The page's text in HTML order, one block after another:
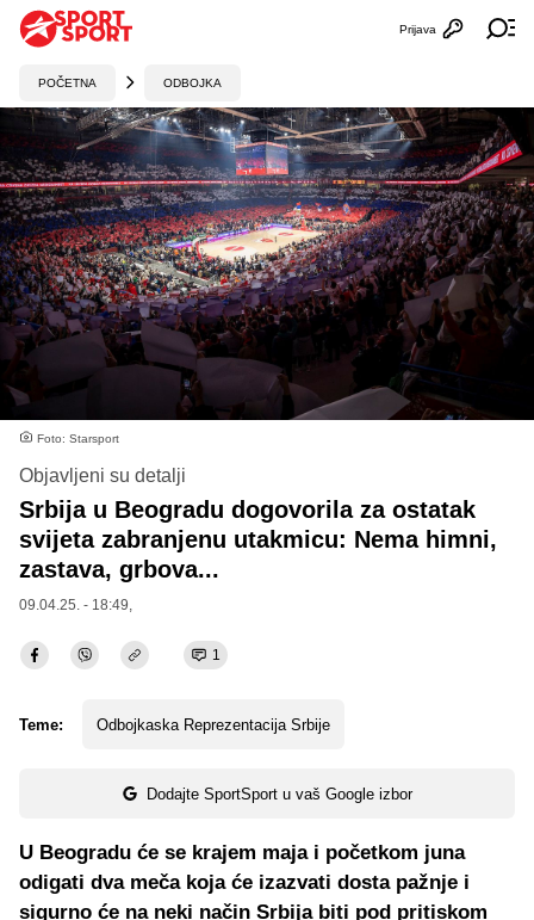
Otvori
Prijava
POČETNA ODBOJKA
Foto: Starsport
Objavljeni su detalji
Srbija u Beogradu dogovorila za ostatak
svijeta zabranjenu utakmicu: Nema himni,
zastava, grbova...
09.04.25. - 18:49,
1
Teme: Odbojkaska Reprezentacija Srbije
Dodajte SportSport u vaš Google izbor
U Beogradu će se krajem maja i početkom juna
odigati dva meča koja će izazvati dosta pažnje i
sigurno će na neki način Srbija biti pod pritiskom